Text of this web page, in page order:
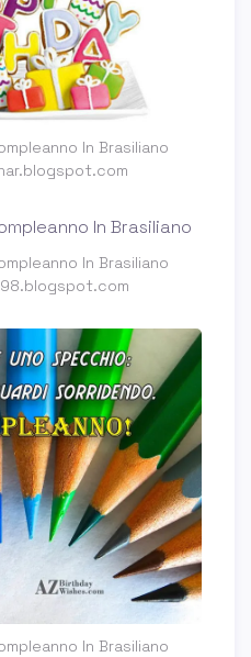
In Brasiliano
In Brasiliano
In Brasiliano